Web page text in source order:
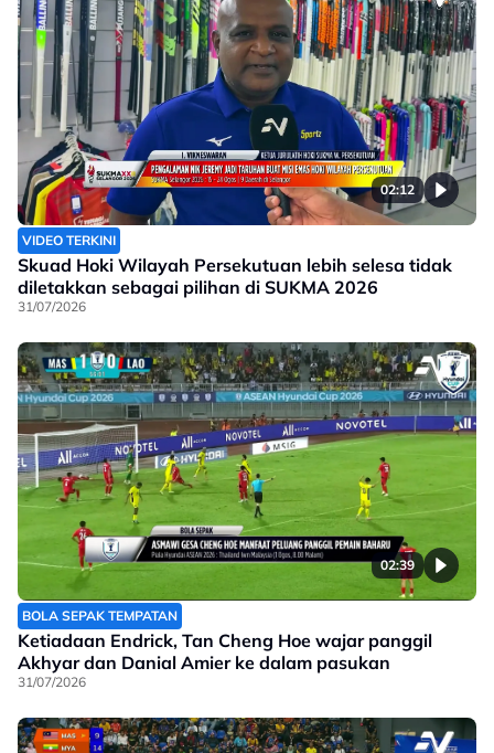
02:12
VIDEO TERKINI
Skuad Hoki Wilayah Persekutuan lebih selesa tidak
diletakkan sebagai pilihan di SUKMA 2026
31/07/2026
02:39
BOLA SEPAK TEMPATAN
Ketiadaan Endrick, Tan Cheng Hoe wajar panggil
Akhyar dan Danial Amier ke dalam pasukan
31/07/2026